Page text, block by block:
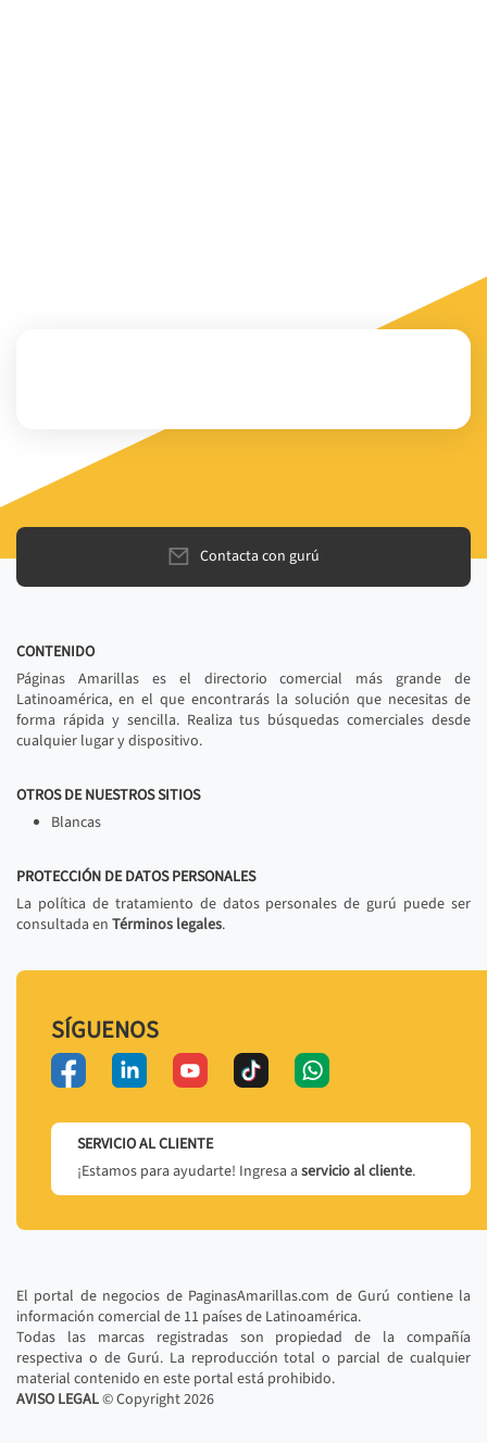
Contacta con gurú
CONTENIDO
Páginas Amarillas es el directorio comercial más grande de
Latinoamérica, en el que encontrarás la solución que necesitas de
forma rápida y sencilla. Realiza tus búsquedas comerciales desde
cualquier lugar y dispositivo.
OTROS DE NUESTROS SITIOS
Blancas
PROTECCIÓN DE DATOS PERSONALES
La política de tratamiento de datos personales de gurú puede ser
consultada en Términos legales.
SÍGUENOS
SERVICIO AL CLIENTE
¡Estamos para ayudarte! Ingresa a servicio al cliente.
El portal de negocios de PaginasAmarillas.com de Gurú contiene la
información comercial de 11 países de Latinoamérica.
Todas las marcas registradas son propiedad de la compañía
respectiva o de Gurú. La reproducción total o parcial de cualquier
material contenido en este portal está prohibido.
AVISO LEGAL© Copyright2026